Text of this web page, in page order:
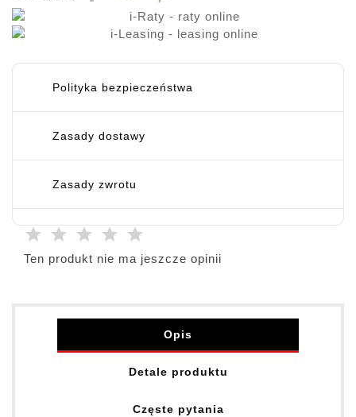
Polityka bezpieczeństwa
Zasady dostawy
Zasady zwrotu
Ten produkt nie ma jeszcze opinii
Opis
Detale produktu
Częste pytania